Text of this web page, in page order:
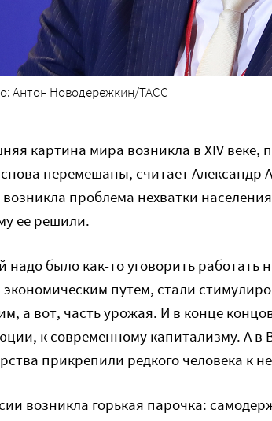
Антон Новодережкин/ТАСС
картина мира возникла в XIV веке,
перемешаны, считает Александр
возникла проблема нехватки
ее решили.
надо было как-то уговорить работать
путем, стали
а вот, часть урожая. И в конце
к современному капитализму. А в
прикрепили редкого человека к
возникла горькая парочка: